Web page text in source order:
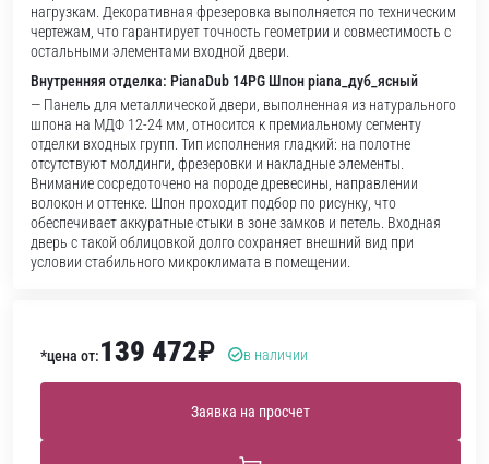
нагрузкам. Декоративная фрезеровка выполняется по техническим
чертежам, что гарантирует точность геометрии и совместимость с
остальными элементами входной двери.
Внутренняя отделка: PianaDub 14PG Шпон piana_дуб_ясный
— Панель для металлической двери, выполненная из натурального
шпона на МДФ 12-24 мм, относится к премиальному сегменту
отделки входных групп. Тип исполнения гладкий: на полотне
отсутствуют молдинги, фрезеровки и накладные элементы.
Внимание сосредоточено на породе древесины, направлении
волокон и оттенке. Шпон проходит подбор по рисунку, что
обеспечивает аккуратные стыки в зоне замков и петель. Входная
дверь с такой облицовкой долго сохраняет внешний вид при
условии стабильного микроклимата в помещении.
*цена от:139 472₽ в наличии
Заявка на просчет